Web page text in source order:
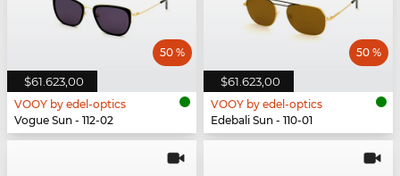
$61.623,00
50 %
VOOY by edel-optics
Vogue Sun - 112-02
$61.623,00
50 %
VOOY by edel-optics
Edebali Sun - 110-01